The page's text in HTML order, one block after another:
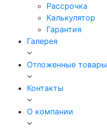
Рассрочка
Калькулятор
Гарантия
Галерея
Отложенные товары
Контакты
О компании